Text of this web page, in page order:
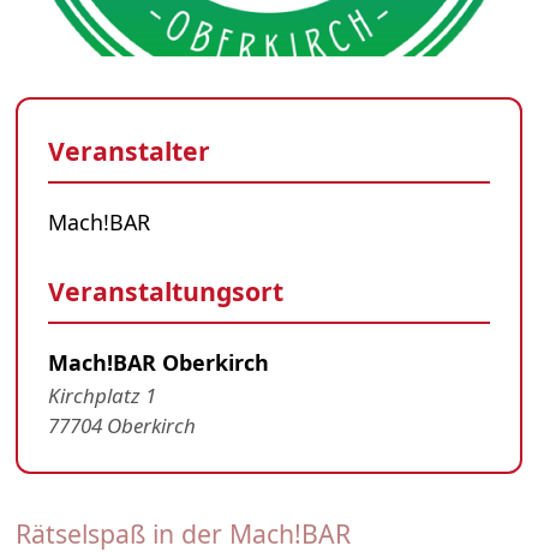
Rätselspaß in der Mach!BAR
Veranstalter
Mach!BAR
Veranstaltungsort
Mach!BAR Oberkirch
Kirchplatz 1
77704 Oberkirch